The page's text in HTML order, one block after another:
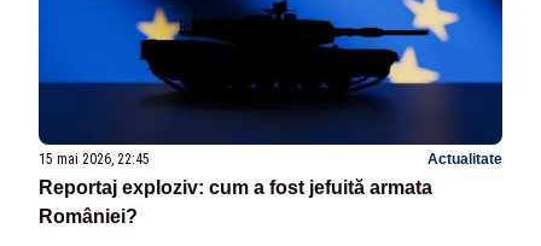
15 mai 2026, 22:45 Actualitate
Reportaj exploziv: cum a fost jefuită armata
României?